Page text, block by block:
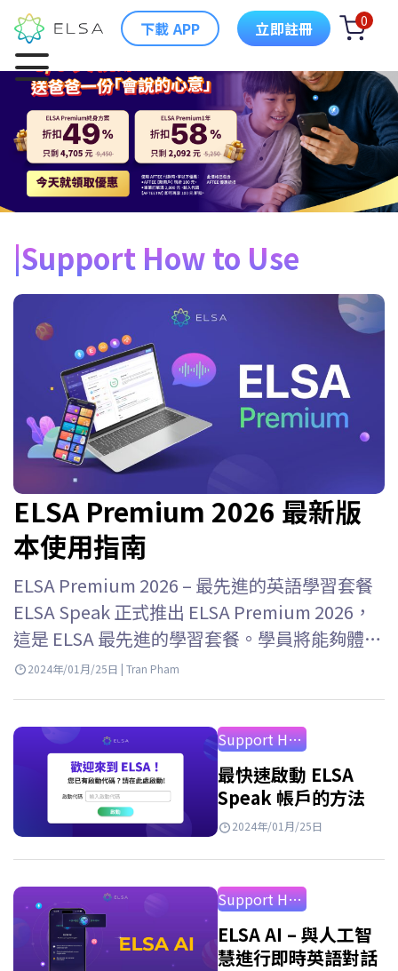
下載 APP 立即註冊 0
Support How to Use
ELSA Premium 2026 最新版
本使用指南
ELSA Premium 2026 – 最先進的英語學習套餐
ELSA Speak 正式推出 ELSA Premium 2026，
這是 ELSA 最先進的學習套餐。學員將能夠體驗
ELSA Speak…
2024年/01月/25日 | Tran Pham
Support How to Use
最快速啟動 ELSA
Speak 帳戶的方法
2024年/01月/25日
Support How to Use
ELSA AI – 與人工智
慧進行即時英語對話